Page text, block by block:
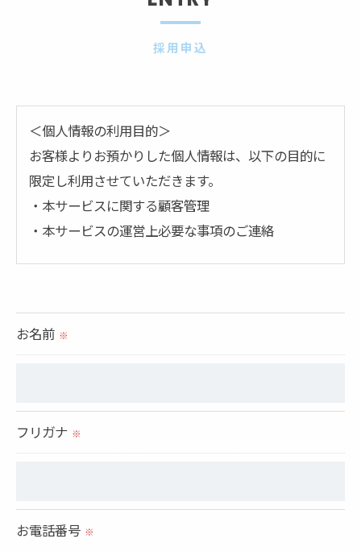
採用申込
＜個人情報の利用目的＞
お客様よりお預かりした個人情報は、以下の目的に
限定し利用させていただきます。
・本サービスに関する顧客管理
・本サービスの運営上必要な事項のご連絡
られた場合を除き、
取得した個人情報を第三者に提供することはいたし
＜個人情報の委託について＞
当社では、利用目的の達成に必要な範囲において、
これらの委託先に対しては個人情報保護契約等の措
置をとり、適切な監督を行います。
お名前 ※
フリガナ ※
お電話番号 ※